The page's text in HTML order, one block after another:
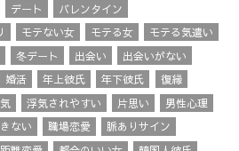
デート
バレンタイン
モテない女 モテる女
モテる気遣い
冬デート 出会い
出会いがない
婚活 年上彼氏 年下彼氏
復縁
浮気されやすい 片思い
男性心理
ない 職場恋愛
脈ありサイン